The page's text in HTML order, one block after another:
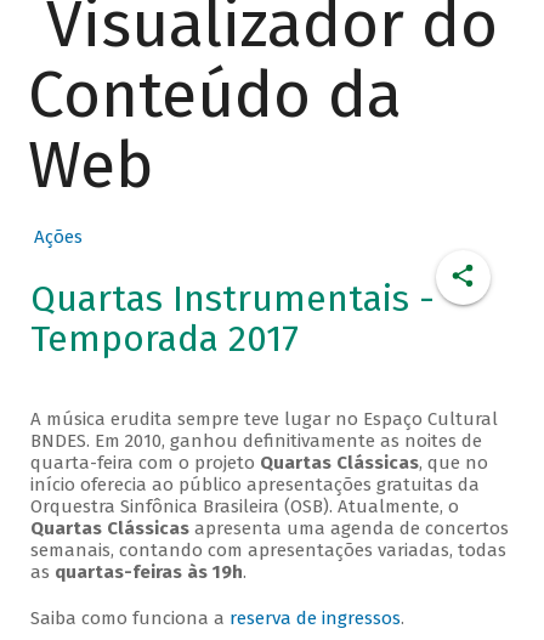
Visualizador do
Conteúdo da
Web
Ações
Quartas Instrumentais -
Temporada 2017
A música erudita sempre teve lugar no Espaço Cultural
BNDES. Em 2010, ganhou definitivamente as noites de
quarta-feira com o projeto Quartas Clássicas, que no
início oferecia ao público apresentações gratuitas da
Orquestra Sinfônica Brasileira (OSB). Atualmente, o
Quartas Clássicasapresenta uma agenda de concertos
semanais, contando com apresentações variadas, todas
as quartas-feiras às 19h.
Saiba como funciona a reserva de ingressos.